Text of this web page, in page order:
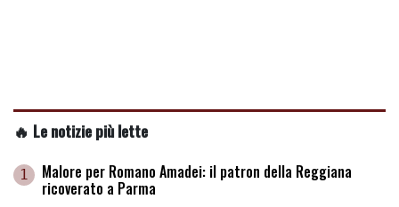
🔥 Le notizie più lette
1 Malore per Romano Amadei: il patron della Reggiana
ricoverato a Parma